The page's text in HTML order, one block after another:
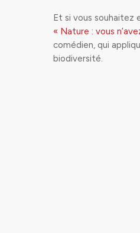
Et si vous souhaitez
« Nature : vous
comédien, qui
biodiversité.